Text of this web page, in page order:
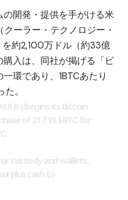
開発・提供を手がける米
ーラー・テクノロジー・
を約2,100万ドル（約33億
入は、同社が掲げる「ビ
環であり、1BTCあたり
。